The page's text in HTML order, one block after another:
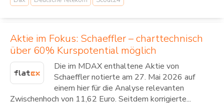
Aktie im Fokus: Schaeffler – charttechnisch
über 60% Kurspotential möglich
Die im MDAX enthaltene Aktie von
Schaeffler notierte am 27. Mai 2026 auf
einem hier für die Analyse relevanten
Zwischenhoch von 11,62 Euro. Seitdem korrigierte...